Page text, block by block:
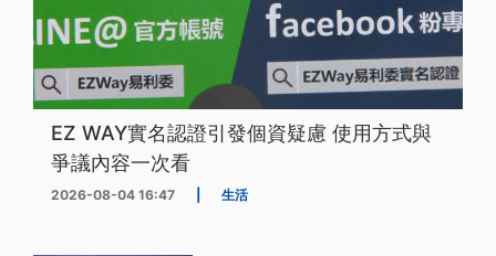
EZ WAY實名認證引發個資疑慮 使用方式與
爭議內容一次看
2026-08-04 16:47 生活